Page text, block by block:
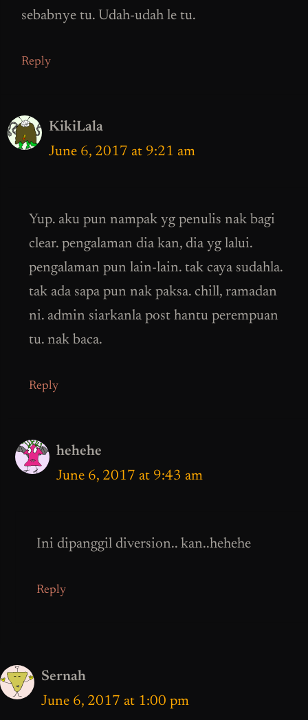
sebabnye tu. Udah-udah le tu.
Reply
KikiLala
June 6, 2017 at 9:21 am
Yup. aku pun nampak yg penulis nak bagi
clear. pengalaman dia kan, dia yg lalui.
pengalaman pun lain-lain. tak caya sudahla.
tak ada sapa pun nak paksa. chill, ramadan
ni. admin siarkanla post hantu perempuan
tu. nak baca.
Reply
hehehe
June 6, 2017 at 9:43 am
Ini dipanggil diversion.. kan..hehehe
Reply
Sernah
June 6, 2017 at 1:00 pm